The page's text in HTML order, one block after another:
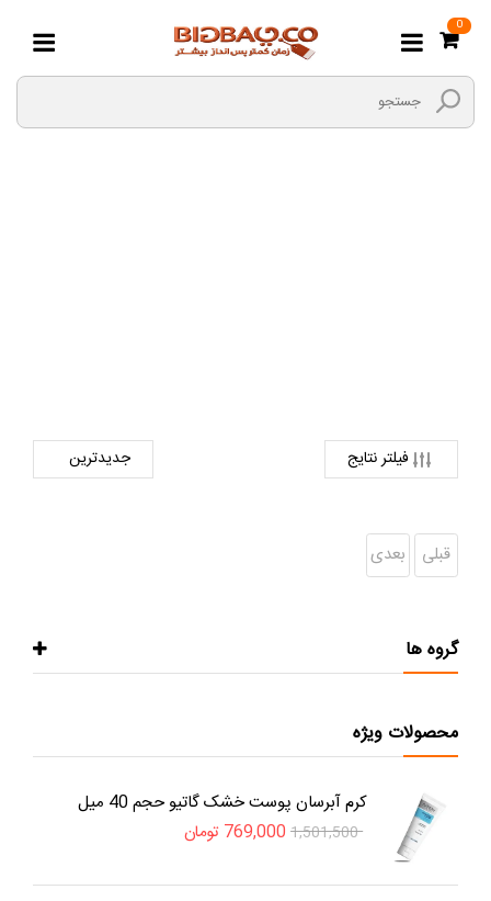
0
فیلتر نتایج
قبلی بعدی
گروه ها
محصولات ویژه
کرم آبرسان پوست خشک گاتیو حجم 40 میل
1,501,500
769,000 تومان